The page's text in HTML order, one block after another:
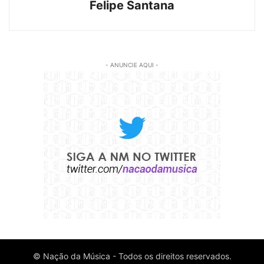
Felipe Santana
- ANUNCIE AQUI -
© Nação da Música - Todos os direitos reservados.